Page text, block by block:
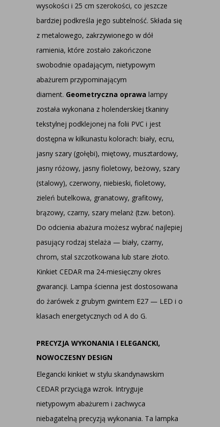
wysokości i 25 cm szerokości, co jeszcze
bardziej podkreśla jego subtelność. Składa się
z metalowego, zakrzywionego w dół
ramienia, które zostało zakończone
swobodnie opadającym, nietypowym
abażurem przypominającym
diament. Geometryczna oprawa lampy
została wykonana z holenderskiej tkaniny
tekstylnej podklejonej na folii PVC i jest
dostępna w kilkunastu kolorach: biały, ecru,
jasny szary (gołębi), miętowy, musztardowy,
jasny różowy, jasny fioletowy, beżowy, szary
(stalowy), czerwony, niebieski, fioletowy,
zieleń butelkowa, granatowy, grafitowy,
brązowy, czarny, szary melanż (tzw. beton).
Do odcienia abażura możesz wybrać najlepiej
pasujący rodzaj stelaża — biały, czarny,
chrom, stal szczotkowana lub stare złoto.
Kinkiet CEDAR ma 24-miesięczny okres
gwarancji. Lampa ścienna jest dostosowana
do żarówek z grubym gwintem E27 — LED i o
klasach energetycznych od A do G.
PRECYZJA WYKONANIA I ELEGANCKI,
NOWOCZESNY DESIGN
Elegancki kinkiet w stylu skandynawskim
CEDAR przyciąga wzrok. Intryguje
nietypowym abażurem i zachwyca
niebagatelną precyzją wykonania. Ta lampka